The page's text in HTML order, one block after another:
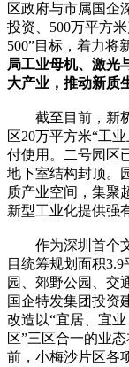
区政府与市属国企
投资、500万平方
500”目标，着力将
局工业母机、激光
大产业，推动新质
截至目前，新桥
区20万平方米“工
付使用。二号园区
地下室结构封顶。
质产业空间，集聚
新型工业化提供强
作为深圳首个文
目统筹规划面积
园、郊野公园、交
国企特发集团投资
改造以“宜居、宜
区”三区合一的业
前，小梅沙片区各